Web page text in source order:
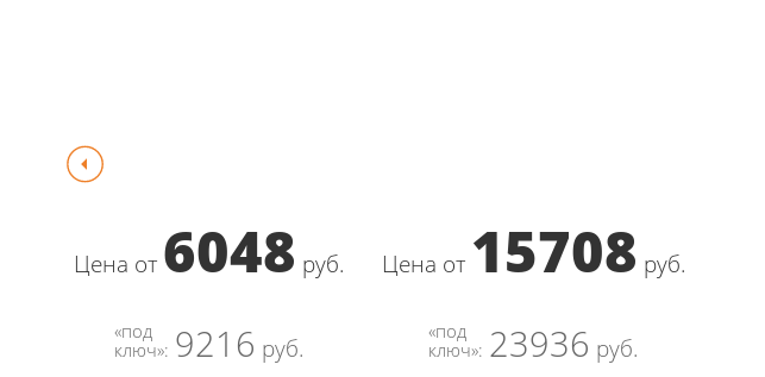
Цена от 6048 руб.
«под
ключ»: 9216 руб.
Цена от 15708 руб.
«под
ключ»: 23936 руб.